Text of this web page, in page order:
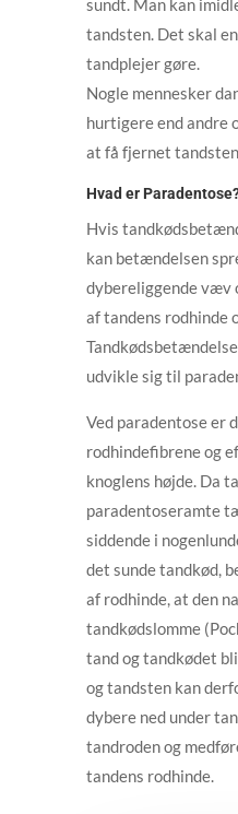
sundt. Man kan
tandsten. Det skal
tandplejer gøre.
Nogle mennesker
hurtigere end andre
at få fjernet
Hvad er
Hvis
kan betændelsen
dybereliggende væv
af tandens rodhinde
udvikle sig til
Ved paradentose er
rodhindefibrene og
knoglens højde. Da
paradentoseramte
siddende i
det sunde tandkød,
af rodhinde, at den
tandkødslomme
tand og tandkødet
og tandsten kan
dybere ned under
tandroden og
tandens rodhinde.